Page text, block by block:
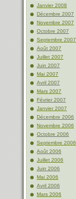
Janvier 2008
Décembre 2007
Novembre 2007
Octobre 2007
Septembre 2007
Août 2007
Juillet 2007
Juin 2007
Mai 2007
Avril 2007
Mars 2007
Février 2007
Janvier 2007
Décembre 2006
Novembre 2006
Octobre 2006
Septembre 2006
Août 2006
Juillet 2006
Juin 2006
Mai 2006
Avril 2006
Mars 2006